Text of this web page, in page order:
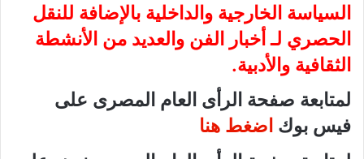
السياسة الخارجية والداخلية بالإضافة للنقل
الحصري لـ أخبار الفن والعديد من الأنشطة
الثقافية والأدبية.
لمتابعة صفحة الرأى العام المصرى على
فيس بوك اضغط هنا